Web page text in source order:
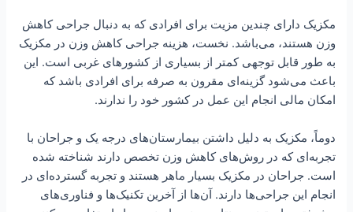
مکزیک دارای چندین مزیت برای افرادی که به دنبال جراحی کاهش
وزن هستند، می‌باشد. نخست، هزینه جراحی کاهش وزن در مکزیک
به طور قابل توجهی کمتر از بسیاری از کشورهای غربی است. این
باعث می‌شود گزینه‌ای مقرون به صرفه برای افرادی باشد که
امکان مالی انجام این عمل در کشور خود را ندارند.
دوماً، مکزیک به دلیل داشتن بیمارستان‌های درجه یک و جراحان با
تجربه‌ای که در روش‌های کاهش وزن تخصص دارند شناخته شده
است. جراحان در مکزیک بسیار ماهر هستند و تجربه گسترده‌ای در
انجام این جراحی‌ها دارند. آن‌ها از آخرین تکنیک‌ها و فناوری‌های